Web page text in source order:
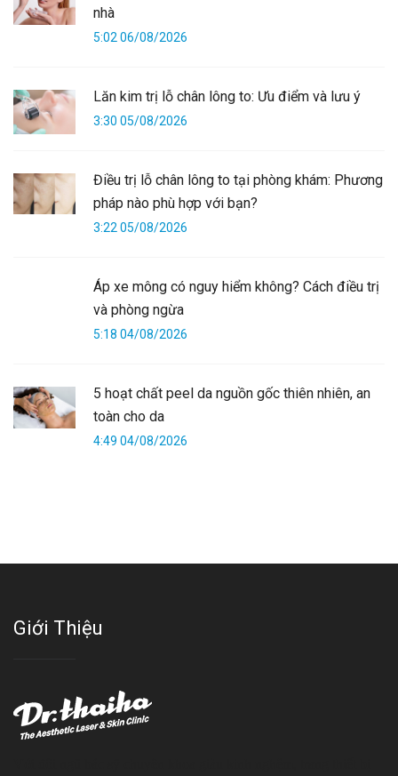
nhà
5:02 06/08/2026
Lăn kim trị lỗ chân lông to: Ưu điểm và lưu ý
3:30 05/08/2026
Điều trị lỗ chân lông to tại phòng khám: Phương
pháp nào phù hợp với bạn?
3:22 05/08/2026
Áp xe mông có nguy hiểm không? Cách điều trị
và phòng ngừa
5:18 04/08/2026
5 hoạt chất peel da nguồn gốc thiên nhiên, an
toàn cho da
4:49 04/08/2026
Giới Thiệu